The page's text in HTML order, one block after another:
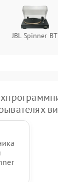
JBL Spinner BT